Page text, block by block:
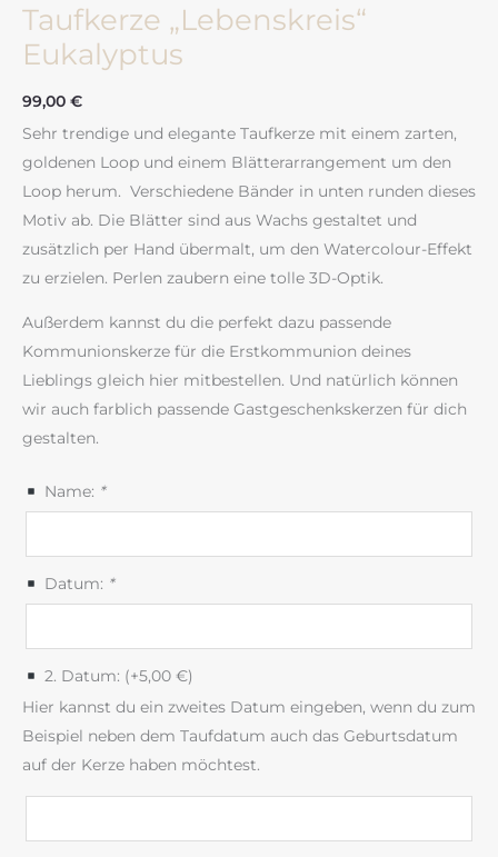
Taufkerze „Lebenskreis“
Eukalyptus
99,00 €
Sehr trendige und elegante Taufkerze mit einem zarten,
goldenen Loop und einem Blätterarrangement um den
Loop herum. Verschiedene Bänder in unten runden dieses
Motiv ab. Die Blätter sind aus Wachs gestaltet und
zusätzlich per Hand übermalt, um den Watercolour-Effekt
zu erzielen. Perlen zaubern eine tolle 3D-Optik.
Außerdem kannst du die perfekt dazu passende
Kommunionskerze für die Erstkommunion deines
Lieblings gleich hier mitbestellen. Und natürlich können
wir auch farblich passende Gastgeschenkskerzen für dich
gestalten.
Name: *
Datum: *
2. Datum: (+5,00 €)
Hier kannst du ein zweites Datum eingeben, wenn du zum
Beispiel neben dem Taufdatum auch das Geburtsdatum
auf der Kerze haben möchtest.